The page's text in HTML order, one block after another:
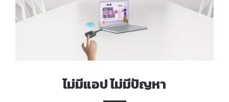
ไม่มีแอป ไม่มีปัญหา